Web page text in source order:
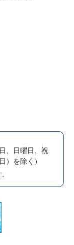
日、日曜日、祝
）を除く）